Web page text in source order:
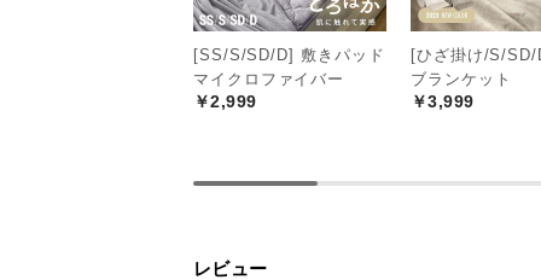
[SS/S/SD/D] 敷きパッド
マイクロファイバー
￥2,999
[ひざ掛け/S/
ブランケット
￥3,999
レビュー